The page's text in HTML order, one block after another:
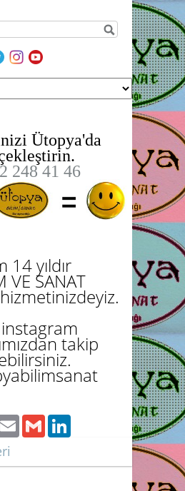
Ütopya'da
248 41 46
14 yıldır
VE SANAT
takip
EmailGmail